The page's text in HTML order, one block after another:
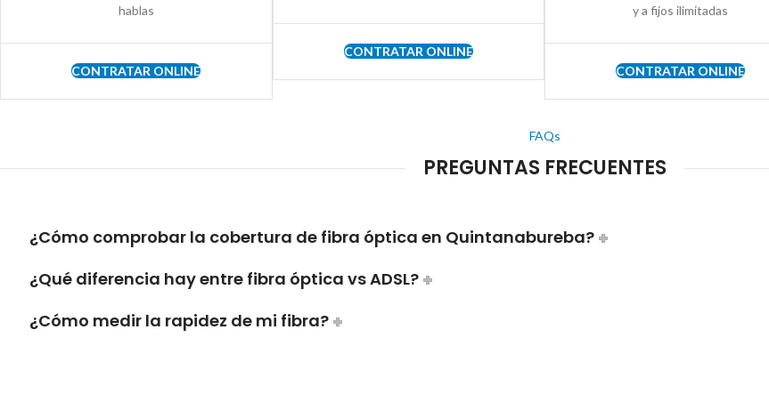
hablas
CONTRATAR ONLINE
CONTRATAR ONLINE
y a fijos ilimitadas
CONTRATAR ONLINE
FAQs
PREGUNTAS FRECUENTES
¿Cómo comprobar la cobertura de fibra óptica en Quintanabureba?
¿Qué diferencia hay entre fibra óptica vs ADSL?
¿Cómo medir la rapidez de mi fibra?